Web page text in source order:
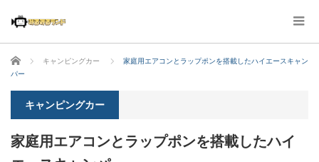
ホーム キャンピングカー
家庭用エアコンとラップポンを搭載したハイエースキャン
パー
キャンピングカー
家庭用エアコンとラップポンを搭載したハイ